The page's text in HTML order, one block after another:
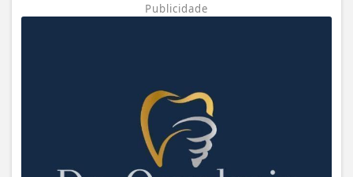
Publicidade